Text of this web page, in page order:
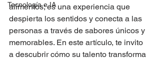
Tecnología e IA
alimentos; es una experiencia que
despierta los sentidos y conecta a las
personas a través de sabores únicos y
memorables. En este artículo, te invito
a descubrir cómo su talento transforma